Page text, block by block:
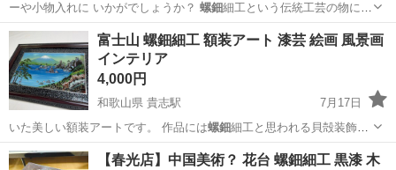
ーや小物入れに いかがでしょうか？ 螺鈿細工という伝統工芸の物にな
るようです。…
福岡 北九州市 門司駅 その他
富士山 螺鈿細工 額装アート 漆芸 絵画 風景画
インテリア
4,000円
和歌山県 貴志駅
7月17日
いた美しい額装アートです。 作品には螺鈿細工と思われる貝殻装飾が
施されており、…
和歌山 海草郡 貴志駅 インテリア雑貨/小物 額装
【春光店】中国美術？ 花台 螺鈿細工 黒漆 木